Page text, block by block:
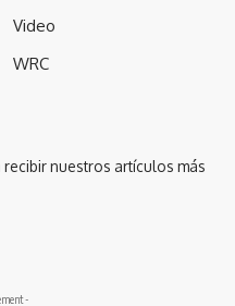
Video
WRC
nuestros artículos más
-